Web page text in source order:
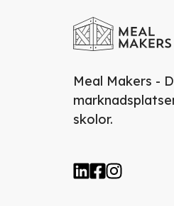
Meal Makers -
skolor.